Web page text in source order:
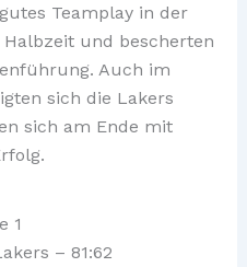
Teamplay in der
und bescherten
Auch im
sich die Lakers
sich am Ende mit
1
– 81:62